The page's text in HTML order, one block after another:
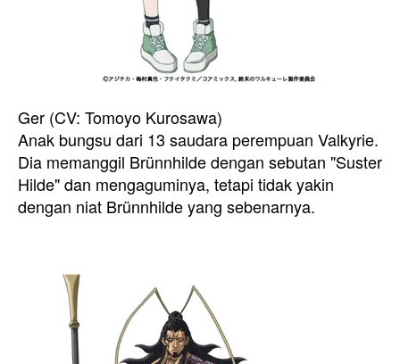
Ger (CV: Tomoyo Kurosawa)
Anak bungsu dari 13 saudara perempuan Valkyrie.
Dia memanggil Brünnhilde dengan sebutan "Suster
Hilde" dan mengaguminya, tetapi tidak yakin
dengan niat Brünnhilde yang sebenarnya.